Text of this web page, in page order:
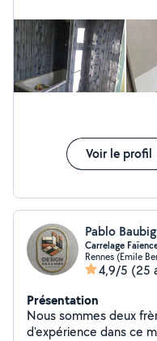
Voir le profil
Pablo
Carrelage
Rennes (Emile
4,9/5 (25
Présentation
Nous sommes deux
d'expérience dans ce